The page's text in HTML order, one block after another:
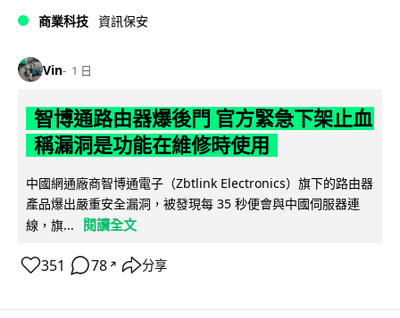
商業科技 資訊保安
Vin 1 日
智博通路由器爆後門 官方緊急下架止血
稱漏洞是功能在維修時使用
中國網通廠商智博通電子（Zbtlink Electronics）旗下的路由器
產品爆出嚴重安全漏洞，被發現每 35 秒便會與中國伺服器連
線，旗...
閱讀全文
351 78 ↗ 分享